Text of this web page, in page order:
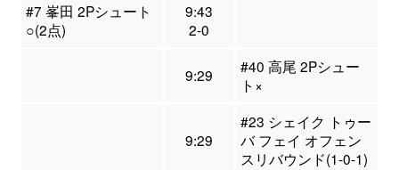
#7 峯田 2Pシュート
○(2点)
9:43
2-0
9:29
#40 高尾 2Pシュー
ト×
9:29
#23 シェイク トゥー
バ フェイ オフェン
スリバウンド(1-0-1)